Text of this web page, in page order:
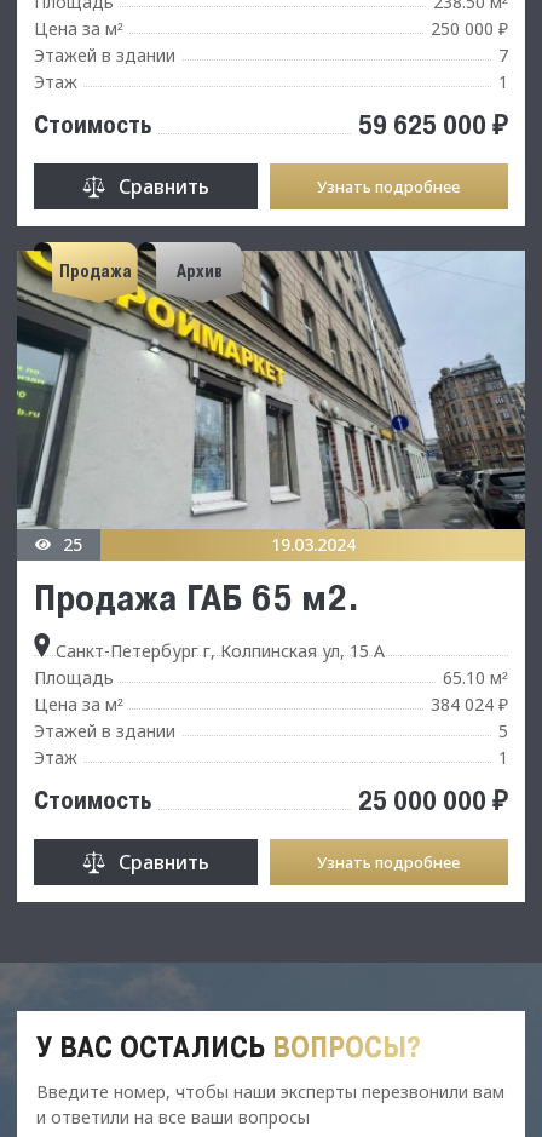
Цена за м²
250 000 ₽
Этажей в здании
7
Этаж
1
Стоимость 59 625 000 ₽
Сравнить Узнать подробнее
Продажа Архив
25 19.03.2024
Продажа ГАБ 65 м2.
Санкт-Петербург г, Колпинская ул, 15 А
Площадь
65.10 м²
Цена за м²
384 024 ₽
Этажей в здании
5
Этаж
1
Стоимость 25 000 000 ₽
Сравнить Узнать подробнее
У ВАС ОСТАЛИСЬ ВОПРОСЫ?
Введите номер, чтобы наши эксперты перезвонили вам
и ответили на все ваши вопросы